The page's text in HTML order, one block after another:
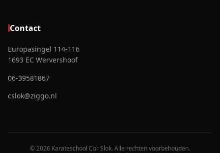
Contact
Europasingel 114-116
1693 EC Wervershoof
06-39581867
cslok@ziggo.nl
© 2026 Karateschool Cor Slok. Alle rechten voorbehouden.